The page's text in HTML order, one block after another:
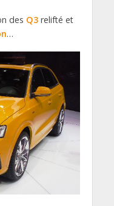
des Q3relifté et
…